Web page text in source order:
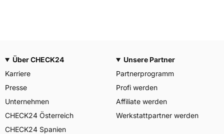
Über CHECK24
Karriere
Presse
Unternehmen
CHECK24 Österreich
CHECK24 Spanien
Unsere Partner
Partnerprogramm
Profi werden
Affiliate werden
Werkstattpartner werden